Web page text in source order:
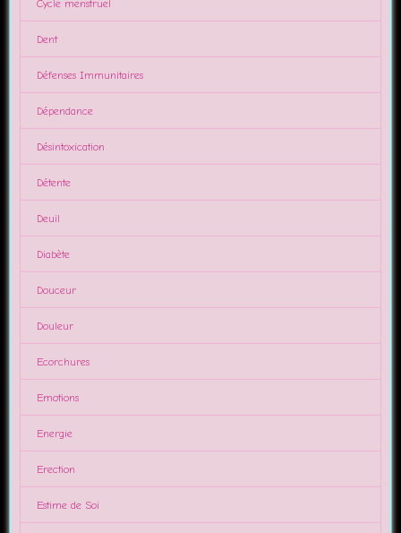
Cycle menstruel
Dent
Défenses Immunitaires
Dépendance
Désintoxication
Détente
Deuil
Diabète
Douceur
Douleur
Ecorchures
Emotions
Energie
Erection
Estime de Soi